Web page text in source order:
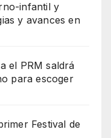
infantil y
y avances en
el PRM saldrá
para escoger
Festival de